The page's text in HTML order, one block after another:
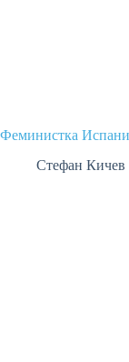
Феминистка
Стефан Кичев